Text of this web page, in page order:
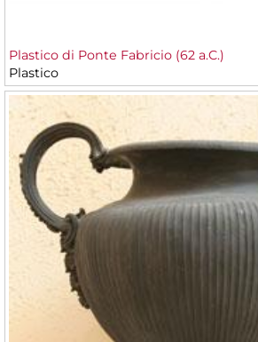
Plastico di Ponte Fabricio (62 a.C.)
Plastico